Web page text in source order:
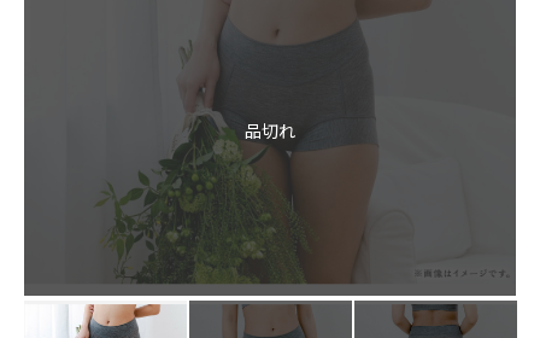
品切れ